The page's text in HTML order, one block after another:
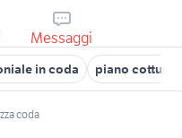
Messaggi
in coda piano cottura
coda